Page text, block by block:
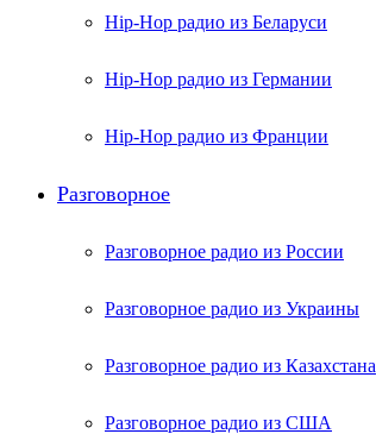
Hip-Hop радио из Беларуси
Hip-Hop радио из Германии
Hip-Hop радио из Франции
Разговорное
Разговорное радио из России
Разговорное радио из Украины
Разговорное радио из Казахстана
Разговорное радио из США